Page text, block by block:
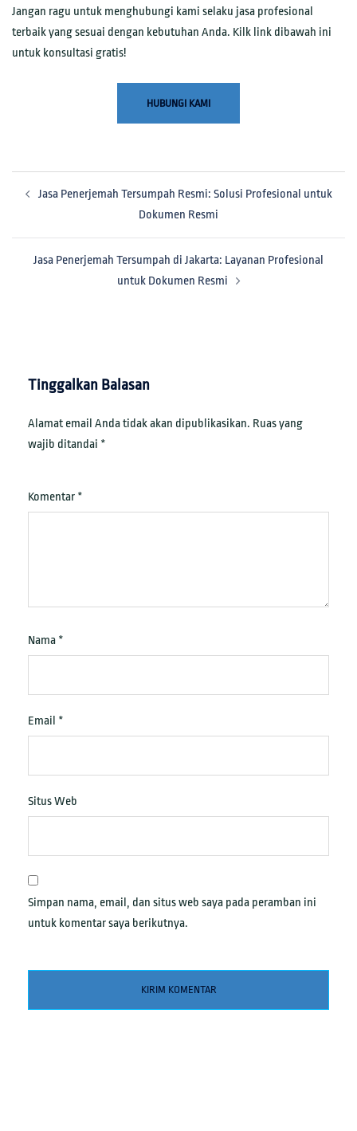
Jangan ragu untuk menghubungi kami selaku jasa profesional
terbaik yang sesuai dengan kebutuhan Anda. Kilk link dibawah ini
untuk konsultasi gratis!
HUBUNGI KAMI
Jasa Penerjemah Tersumpah Resmi: Solusi Profesional untuk
Dokumen Resmi
Jasa Penerjemah Tersumpah di Jakarta: Layanan Profesional
untuk Dokumen Resmi
Tinggalkan Balasan
Alamat email Anda tidak akan dipublikasikan. Ruas yang
wajib ditandai *
Komentar *
Nama *
Email *
Situs Web
Simpan nama, email, dan situs web saya pada peramban ini
untuk komentar saya berikutnya.